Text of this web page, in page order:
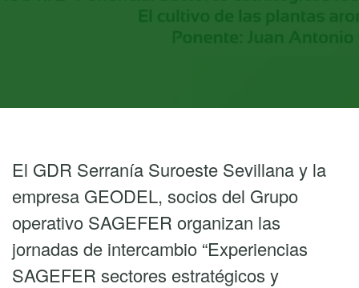
El GDR Serranía Suroeste Sevillana y la
empresa GEODEL, socios del Grupo
operativo SAGEFER organizan las
jornadas de intercambio “Experiencias
SAGEFER sectores estratégicos y